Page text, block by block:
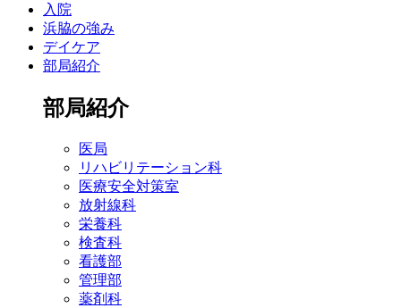
入院
浜脇の強み
デイケア
部局紹介
部局紹介
医局
リハビリテーション科
医療安全対策室
放射線科
栄養科
検査科
看護部
管理部
薬剤科